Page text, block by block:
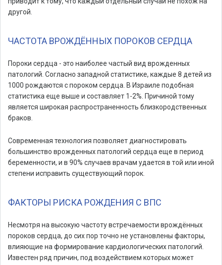
другой.
ЧАСТОТА ВРОЖДЁННЫХ ПОРОКОВ СЕРДЦА
Пороки сердца - это наиболее частый вид врожденных
патологий. Согласно западной статистике, каждые 8 детей из
1000 рождаются с пороком сердца. В Израиле подобная
статистика еще выше и составляет 1-2%. Причиной тому
является широкая распространенность близкородственных
браков.
Современная технология позволяет диагностировать
большинство врожденных патологий сердца еще в период
беременности, и в 90% случаев врачам удается в той или иной
степени исправить существующий порок.
ФАКТОРЫ РИСКА РОЖДЕНИЯ С ВПС
Несмотря на высокую частоту встречаемости врождённых
пороков сердца, до сих пор точно не установлены факторы,
влияющие на формирование кардиологических патологий.
Известен ряд причин, под воздействием которых может